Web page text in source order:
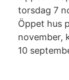
torsdag 7
Öppet hus
november,
10